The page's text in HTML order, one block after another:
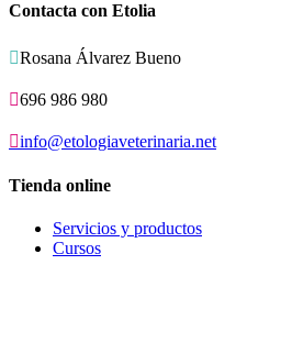
Contacta con Etolia
Rosana Álvarez Bueno
696 986 980
info@etologiaveterinaria.net
Tienda online
Servicios y productos
Cursos